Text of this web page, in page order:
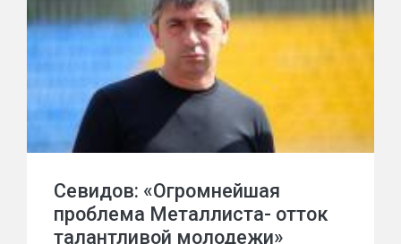
Севидов: «Огромнейшая
проблема Металлиста- отток
талантливой молодежи»